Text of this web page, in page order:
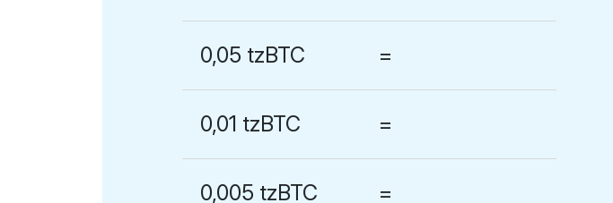
0,05 tzBTC =
0,01 tzBTC =
0,005 tzBTC =